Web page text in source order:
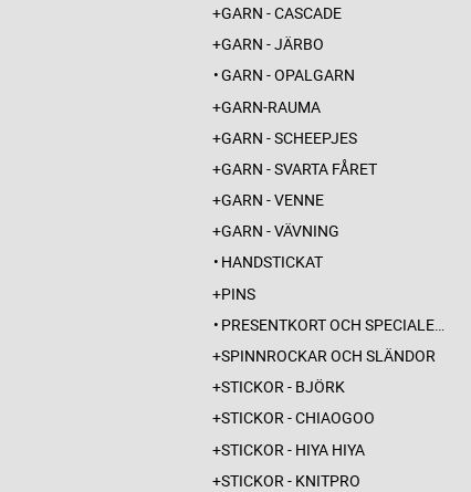
GARN - CASCADE
GARN - JÄRBO
GARN - OPALGARN
GARN-RAUMA
GARN - SCHEEPJES
GARN - SVARTA FÅRET
GARN - VENNE
GARN - VÄVNING
HANDSTICKAT
PINS
PRESENTKORT OCH SPECIALERBJUDANDEN
SPINNROCKAR OCH SLÄNDOR
STICKOR - BJÖRK
STICKOR - CHIAOGOO
STICKOR - HIYA HIYA
STICKOR - KNITPRO